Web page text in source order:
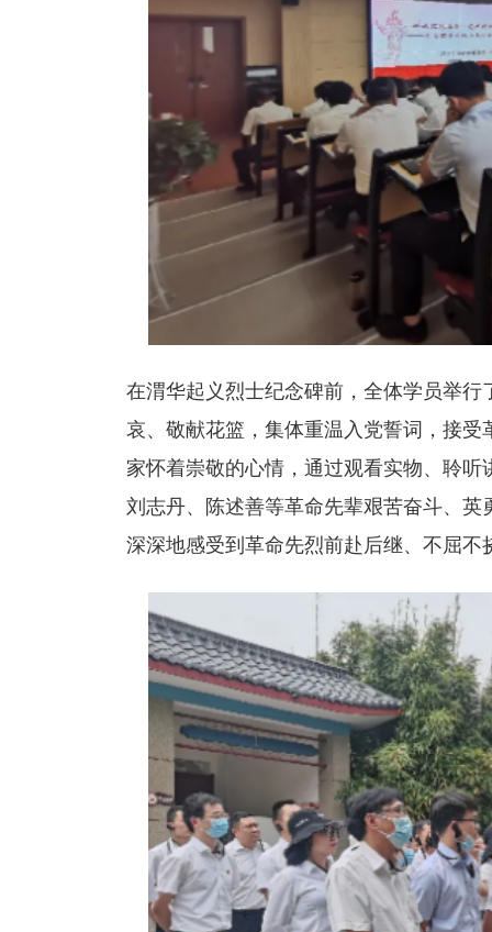
在渭华起义烈士纪念碑前，全体学员举
哀、敬献花篮，集体重温入党誓词，接
家怀着崇敬的心情，通过观看实物、聆
刘志丹、陈述善等革命先辈艰苦奋斗、
深深地感受到革命先烈前赴后继、不屈